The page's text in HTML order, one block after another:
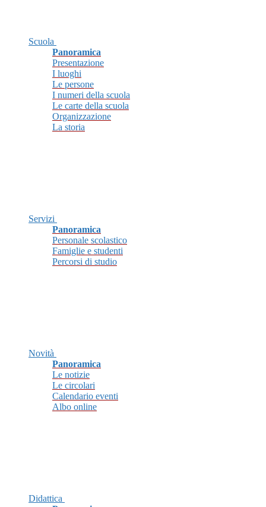
Scuola
Panoramica
Presentazione
I luoghi
Le persone
I numeri della scuola
Le carte della scuola
Organizzazione
La storia
Servizi
Panoramica
Personale scolastico
Famiglie e studenti
Percorsi di studio
Novità
Panoramica
Le notizie
Le circolari
Calendario eventi
Albo online
Didattica